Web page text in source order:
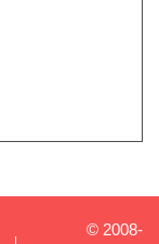
© 2008-